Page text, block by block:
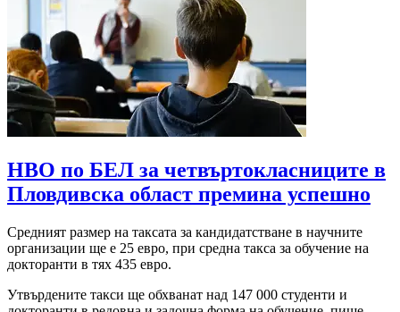
НВО по БЕЛ за четвъртокласниците в
Пловдивска област премина успешно
Средният размер на таксата за кандидатстване в научните
организации ще е 25 евро, при средна такса за обучение на
докторанти в тях 435 евро.
Утвърдените такси ще обхванат над 147 000 студенти и